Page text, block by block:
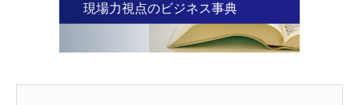
現場力視点のビジネス事典